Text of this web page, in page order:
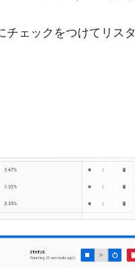
チェックをつけてリスタ